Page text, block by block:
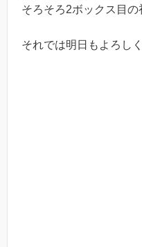
そろそろ2ボックス目の
それでは明日もよろし